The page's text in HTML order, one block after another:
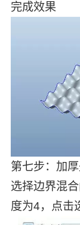
完成效果
第七步：加
选择边界混
度为4，点击